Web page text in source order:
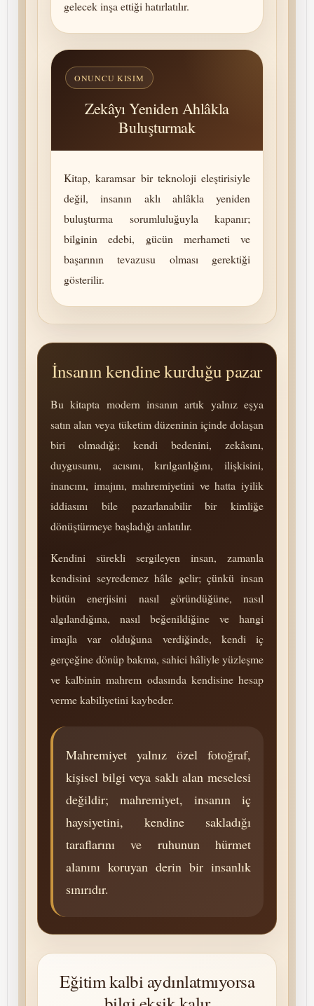
gelecek inşa ettiği hatırlatılır.
ONUNCU KISIM
Zekâyı Yeniden Ahlâkla
Buluşturmak
Kitap, karamsar bir tek­no­lo­ji eleştirisiyle
değil, insanın aklı ahlâkla yeniden
buluşturma so­rum­lu­luğuyla kapanır;
bilginin edebi, gücün merhameti ve
başarının tevazusu olması gerektiği
gösterilir.
İnsanın kendine kurduğu pazar
Bu kitapta modern insanın artık yalnız eşya
satın alan veya tüketim düzeninin içinde dolaşan
biri olmadığı; kendi bedenini, zekâsını,
duygusunu, acısını, kırılganlığını, ilişkisini,
inancını, imajını, mah­re­mi­yetini ve hatta iyilik
iddiasını bile pazarlanabilir bir kimliğe
dönüştürmeye başladığı anlatılır.
Kendini sürekli sergileyen insan, zamanla
kendisini seyredemez hâle gelir; çünkü insan
bütün enerjisini nasıl göründüğüne, nasıl
algılandığına, nasıl beğenildiğine ve hangi
imajla var olduğuna verdiğinde, kendi iç
gerçeğine dönüp bakma, sahici hâliyle yüzleşme
ve kalbinin mahrem odasında kendisine hesap
verme kabiliyetini kaybeder.
Mah­re­mi­yet yalnız özel fotoğraf,
kişisel bilgi veya saklı alan meselesi
değildir; mah­re­mi­yet, insanın iç
haysiyetini, kendine sakladığı
taraflarını ve ruhunun hürmet
alanını koruyan derin bir insanlık
sınırıdır.
Eğitim kalbi aydınlatmıyorsa